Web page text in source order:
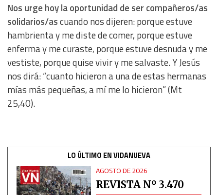
Nos urge hoy la oportunidad de ser compañeros/as
solidarios/ascuando nos dijeren: porque estuve
hambrienta y me diste de comer, porque estuve
enferma y me curaste, porque estuve desnuda y me
vestiste, porque quise vivir y me salvaste. Y Jesús
nos dirá: “cuanto hicieron a una de estas hermanas
mías más pequeñas, a mí me lo hicieron” (Mt
25,40).
LO ÚLTIMO EN VIDANUEVA
AGOSTO DE 2026
REVISTA Nº 3.470